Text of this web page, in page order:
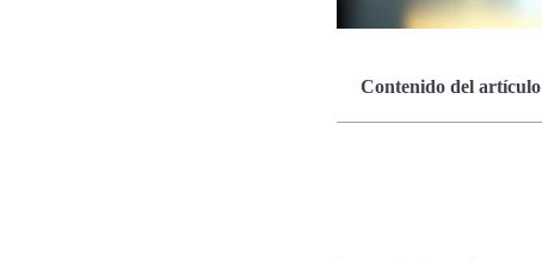
Contenido del artículo